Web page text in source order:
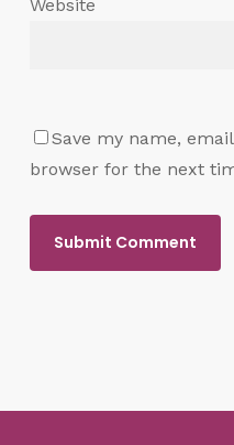
Website
Save my name,
browser for the next